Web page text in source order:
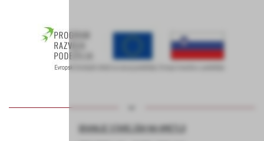
BIVANJE STAREJŠIH NA KMETIJI